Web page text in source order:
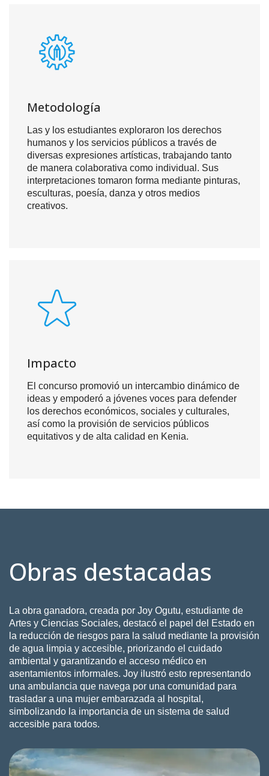
Metodología
Las y los estudiantes exploraron los derechos
humanos y los servicios públicos a través de
diversas expresiones artísticas, trabajando tanto
de manera colaborativa como individual. Sus
interpretaciones tomaron forma mediante pinturas,
esculturas, poesía, danza y otros medios
creativos.
Impacto
El concurso promovió un intercambio dinámico de
ideas y empoderó a jóvenes voces para defender
los derechos económicos, sociales y culturales,
así como la provisión de servicios públicos
equitativos y de alta calidad en Kenia.
Obras destacadas
La obra ganadora, creada por Joy Ogutu, estudiante de
Artes y Ciencias Sociales, destacó el papel del Estado en
la reducción de riesgos para la salud mediante la provisión
de agua limpia y accesible, priorizando el cuidado
ambiental y garantizando el acceso médico en
asentamientos informales. Joy ilustró esto representando
una ambulancia que navega por una comunidad para
trasladar a una mujer embarazada al hospital,
simbolizando la importancia de un sistema de salud
accesible para todos.